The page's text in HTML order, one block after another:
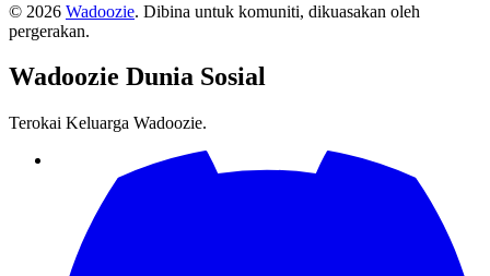
© 2026 Wadoozie. Dibina untuk komuniti, dikuasakan oleh
pergerakan.
Wadoozie Dunia Sosial
Terokai Keluarga Wadoozie.